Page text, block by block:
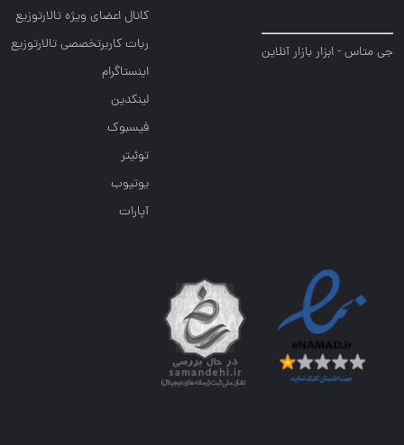
جی متاس - ابزار بازار آنلاین
کانال اعضای ویژه تالارتوزیع
ربات کاربرتخصصی تالارتوزیع
اینستاگرام
لینکدین
فیسبوک
توئیتر
یوتیوب
آپارات